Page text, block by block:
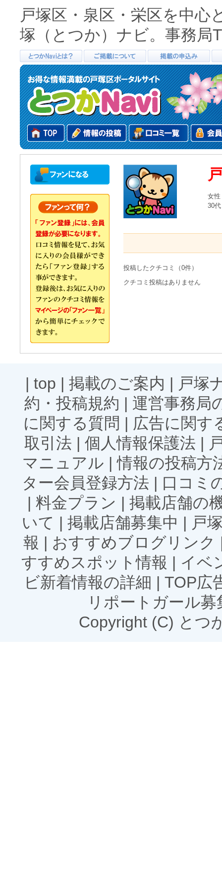
戸塚区・泉区・栄区を中心
塚（とつか）ナビ。事務局
女性
30代
投稿したクチコミ（0件）
クチコミ投稿はありません
| top | 掲載のご案内 | 戸塚
約・投稿規約 | 運営事務局
に関する質問 | 広告に関す
取引法 | 個人情報保護法 |
マニュアル |情報の投稿方
ター会員登録方法 | 口コミ
| 料金プラン | 掲載店舗の
いて | 掲載店舗募集中 | 戸
報 | おすすめブログリンク
すすめスポット情報 | イベ
ビ新着情報の詳細 | TOP広
リポートガール募
Copyright (C) とつ